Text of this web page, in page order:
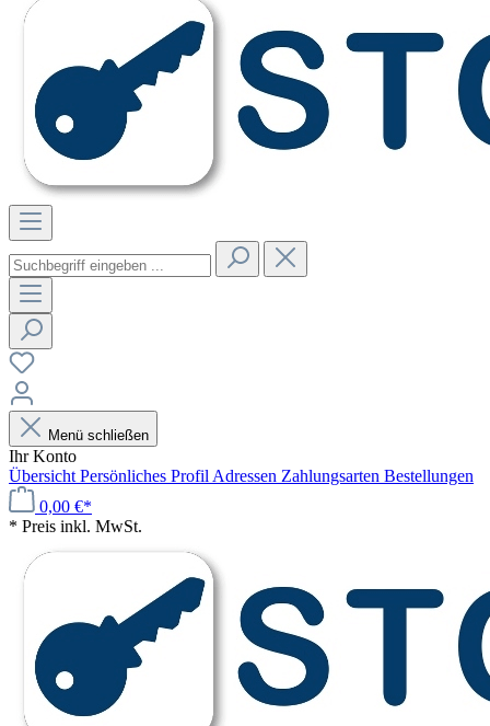
Menü schließen
Ihr Konto
Übersicht Persönliches Profil Adressen Zahlungsarten Bestellungen
0,00 €*
* Preis inkl. MwSt.